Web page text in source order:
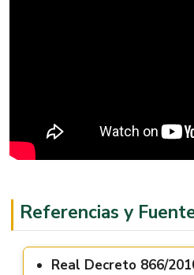
Referencias y
Real Decreto 866/